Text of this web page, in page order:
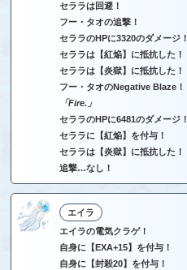
セララは回避！
フー・タオの追撃！
セララのHPに3320のダメージ！
セララは【紅焔】に抵抗した！
セララは【炎獄】に抵抗した！
フー・タオのNegative Blaze！
「Fire.」
セララのHPに6481のダメージ！
セララに【紅焔】を付与！
セララは【炎獄】に抵抗した！
追撃…なし！
エイラ
エイラの電気クラゲ！
自身に【EXA+15】を付与！
自身に【封殺20】を付与！